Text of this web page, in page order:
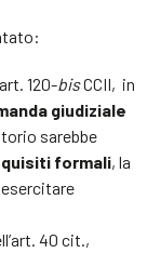
120-bisCCII, in
giudiziale
sarebbe
formali, la
40 cit.,